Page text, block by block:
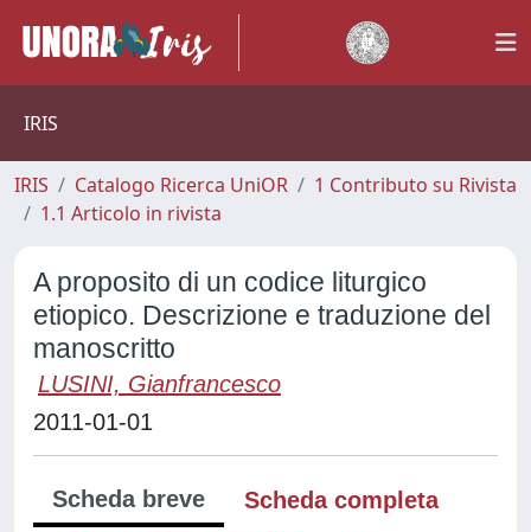
IRIS
IRIS Catalogo Ricerca UniOR
1 Contributo su Rivista
1.1 Articolo in rivista
A proposito di un codice liturgico
etiopico. Descrizione e traduzione del
manoscritto
LUSINI, Gianfrancesco
2011-01-01
Scheda breve
Scheda completa